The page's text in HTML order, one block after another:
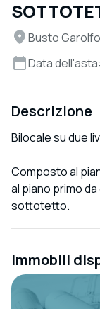
Busto
Data
Descrizione
Bilocale su due
Composto al
al piano primo
sottotetto.
Immobili